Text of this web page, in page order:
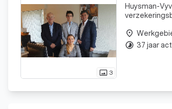
photo_size_select_actual 3
Huysman-
place
timelapse 37 jaar